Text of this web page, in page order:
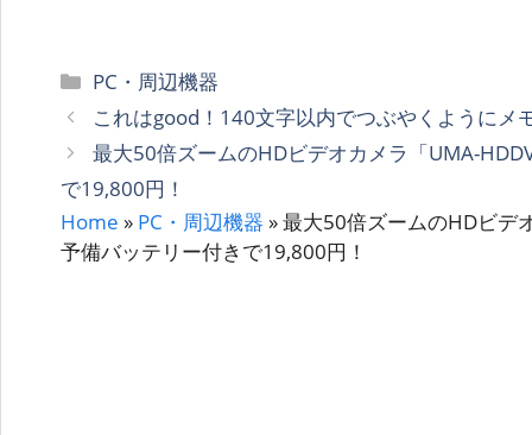
カ
テ
ゴ
リ
ー
PC・周辺機器
これはgood！140文字以内でつぶやくようにメ
最大50倍ズームのHDビデオカメラ「UMA-
で19,800円！
Home » PC・周辺機器 »最大50倍ズームのHDビデ
予備バッテリー付きで19,800円！